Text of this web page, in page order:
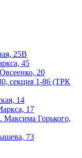
25В
45
20
секция 1-86 (ТРК
14
17
Горького,
73